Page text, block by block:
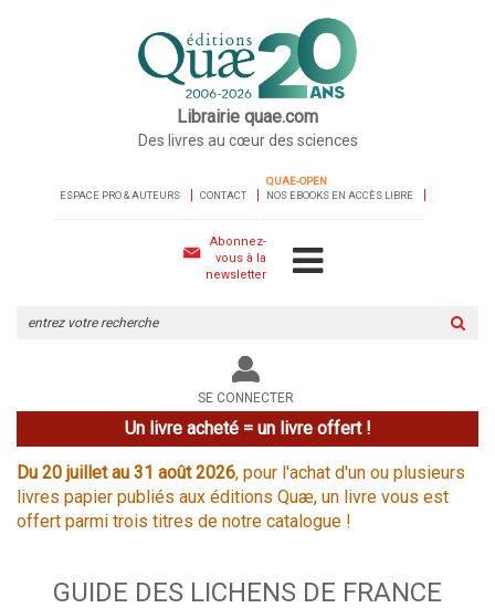
Librairie quae.com
Des livres au cœur des sciences
ESPACE PRO & AUTEURS CONTACT
QUAE-OPEN
NOS EBOOKS EN ACCÈS LIBRE
Abonnez-
vous à la
newsletter
le
site
SE CONNECTER
Un livre acheté = un livre offert !
Du 20 juillet au 31 août 2026, pour l'achat d'un ou plusieurs
livres papier publiés aux éditions Quæ, un livre vous est
offert parmi trois titres de notre catalogue !
GUIDE DES LICHENS DE FRANCE